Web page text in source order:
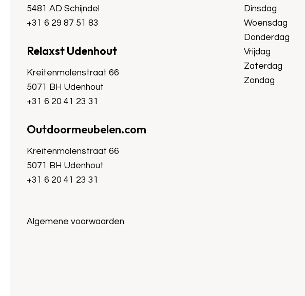
5481 AD Schijndel
+31 6 29 87 51 83
Relaxst Udenhout
Kreitenmolenstraat 66
5071 BH Udenhout
+31 6 20 41 23 31
Outdoormeubelen.com
Kreitenmolenstraat 66
5071 BH Udenhout
+31 6 20 41 23 31
Dinsdag
Woensdag
Donderdag
Vrijdag
Zaterdag
Zondag
Algemene voorwaarden